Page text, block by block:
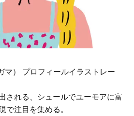
マ） プロフィールイラストレー
される、シュールでユーモアに富
で注目を集める。